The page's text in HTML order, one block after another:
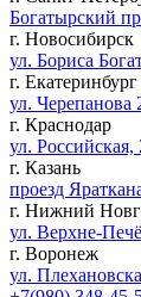
Богатырский
г. Новосибирск
ул. Бориса
г. Екатеринбург
ул. Черепанова
г. Краснодар
ул. Российская,
г. Казань
проезд
г. Нижний
ул. Верхне-
г. Воронеж
ул.